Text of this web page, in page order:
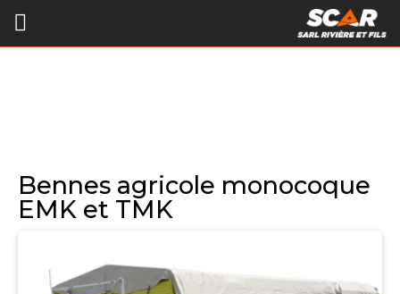
Bennes agricole monocoque
EMK et TMK